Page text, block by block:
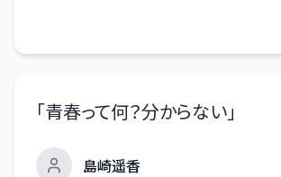
「青春って何？分からない」
島崎遥香